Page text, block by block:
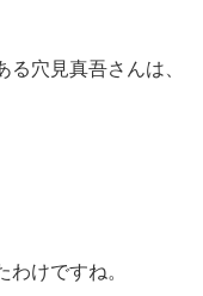
穴見真吾さんは、
けですね。